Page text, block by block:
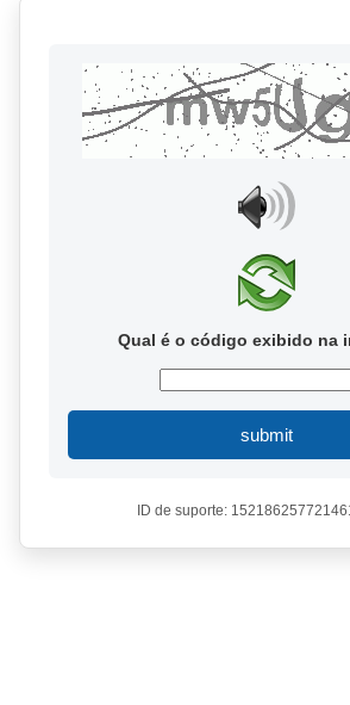
Qual é o código exibido na
submit
ID de suporte: